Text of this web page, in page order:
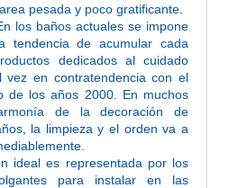
pesada y poco gratificante.
los baños actuales se impone
tendencia de acumular cada
dedicados al cuidado
vez en contratendencia con el
de los años 2000. En muchos
de la decoración de
la limpieza y el orden va a
ideal es representada por los
para instalar en las